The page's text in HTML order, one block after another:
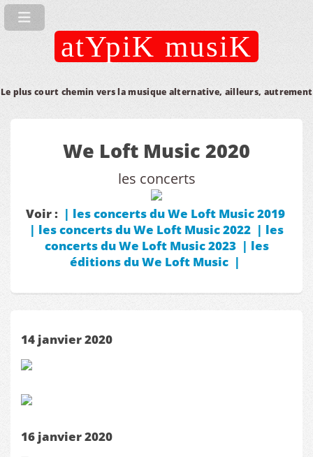
atYpiK musiK
Le plus court chemin vers la musique alternative, ailleurs, autrement
We Loft Music 2020
les concerts
Voir : | les concerts du We Loft Music 2019
| les concerts du We Loft Music 2022 | les
concerts du We Loft Music 2023| les
éditions du We Loft Music |
14 janvier 2020
16 janvier 2020